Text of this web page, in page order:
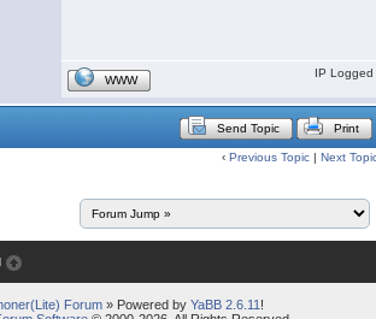
WWW
IP Logged
Send Topic Print
‹ Previous Topic | Next
Forum» Powered by YaBB 2.6.11 !